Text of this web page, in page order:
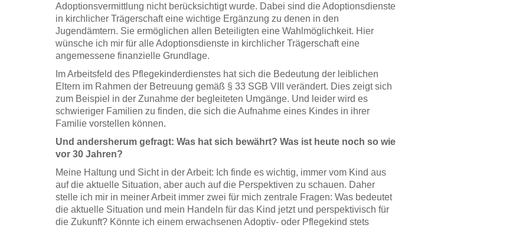
Adoptionsvermittlung nicht berücksichtigt wurde. Dabei sind die Adoptionsdienste
in kirchlicher Trägerschaft eine wichtige Ergänzung zu denen in den
Jugendämtern. Sie ermöglichen allen Beteiligten eine Wahlmöglichkeit. Hier
wünsche ich mir für alle Adoptionsdienste in kirchlicher Trägerschaft eine
angemessene finanzielle Grundlage.
Im Arbeitsfeld des Pflegekinderdienstes hat sich die Bedeutung der leiblichen
Eltern im Rahmen der Betreuung gemäß § 33 SGB VIII verändert. Dies zeigt sich
zum Beispiel in der Zunahme der begleiteten Umgänge. Und leider wird es
schwieriger Familien zu finden, die sich die Aufnahme eines Kindes in ihrer
Familie vorstellen können.
Und andersherum gefragt: Was hat sich bewährt? Was ist heute noch so wie
vor 30 Jahren?
Meine Haltung und Sicht in der Arbeit: Ich finde es wichtig, immer vom Kind aus
auf die aktuelle Situation, aber auch auf die Perspektiven zu schauen. Daher
stelle ich mir in meiner Arbeit immer zwei für mich zentrale Fragen: Was bedeutet
die aktuelle Situation und mein Handeln für das Kind jetzt und perspektivisch für
die Zukunft? Könnte ich einem erwachsenen Adoptiv- oder Pflegekind stets